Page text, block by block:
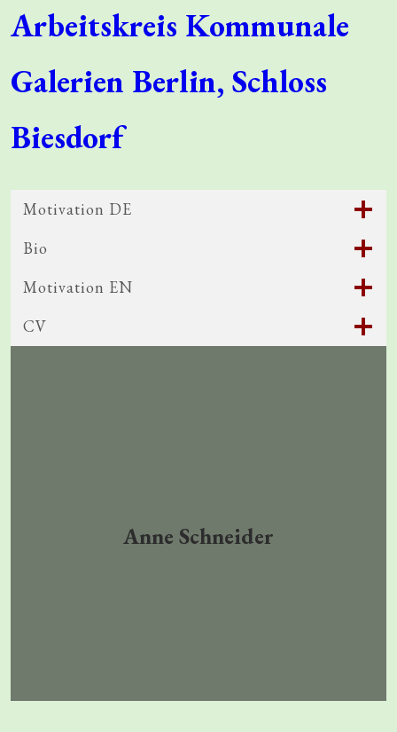
Arbeitskreis Kommunale
Galerien Berlin, Schloss
Biesdorf
Motivation DE
Bio
Motivation EN
CV
Anne Schneider